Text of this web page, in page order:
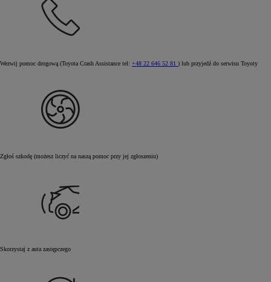
Wezwij pomoc drogową (Toyota Crash Assistance tel: +48 22 646 52 81 ) lub przyjedź do serwisu Toyoty
Zgłoś szkodę (możesz liczyć na naszą pomoc przy jej zgłoszeniu)
Skorzystaj z auta zastępczego